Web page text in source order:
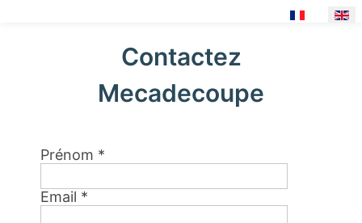
Contactez
Mecadecoupe
Prénom *
Email *